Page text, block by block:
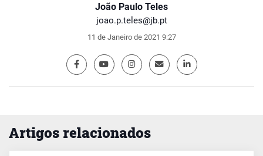
João Paulo Teles
joao.p.teles@jb.pt
11 de Janeiro de 2021 9:27
Artigos relacionados